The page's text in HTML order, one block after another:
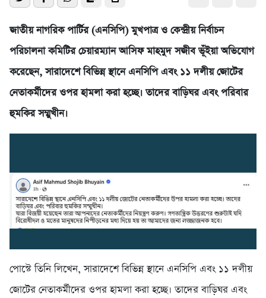
জাতীয় নাগরিক পার্টির (এনসিপি) মুখপাত্র ও কেন্দ্রীয় নির্বাচন
পরিচালনা কমিটির চেয়ারম্যান আসিফ মাহমুদ সজীব ভূঁইয়া অভিযোগ
করেছেন, সারাদেশে বিভিন্ন স্থানে এনসিপি এবং ১১ দলীয় জোটের
নেতাকর্মীদের ওপর হামলা করা হচ্ছে। তাদের বাড়িঘর এবং পরিবার
হুমকির সম্মুখীন।
পোস্টে তিনি লিখেন, সারাদেশে বিভিন্ন স্থানে এনসিপি এবং ১১ দলীয়
জোটের নেতাকর্মীদের ওপর হামলা করা হচ্ছে। তাদের বাড়িঘর এবং